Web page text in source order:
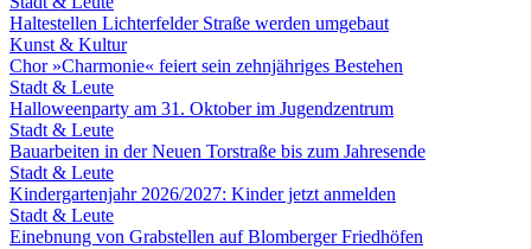
Haltestellen Lichterfelder Straße werden umgebaut
Kunst & Kultur
Chor »Charmonie« feiert sein zehnjähriges Bestehen
Stadt & Leute
Halloweenparty am 31. Oktober im Jugendzentrum
Stadt & Leute
Bauarbeiten in der Neuen Torstraße bis zum Jahresende
Stadt & Leute
Kindergartenjahr 2026/2027: Kinder jetzt anmelden
Stadt & Leute
Einebnung von Grabstellen auf Blomberger Friedhöfen